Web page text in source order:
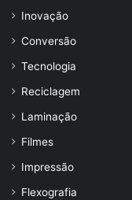
Inovação
Conversão
Tecnologia
Reciclagem
Laminação
Filmes
Impressão
Flexografia